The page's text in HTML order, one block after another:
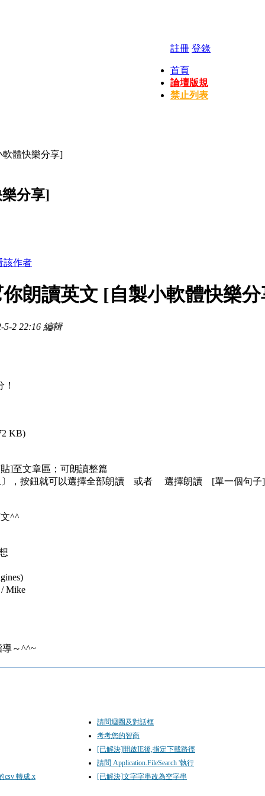
註冊 登錄
首頁
論壇版規
禁止列表
體快樂分享]
分享]
該作者
朗讀英文 [自製小軟體快樂
5-2 22:16 編輯
KB)
]至文章區；可朗讀整篇
〕，按鈕就可以選擇全部朗讀 或者 選擇朗讀 [單一個句子]
^^
Mike
～^^~
請問迴圈及對話框
考考您的智商
[已解決]開啟IE後,指定下載路徑
請問 Application.FileSearch '執行
csv 轉成.x
[已解決]文字字串改為空字串